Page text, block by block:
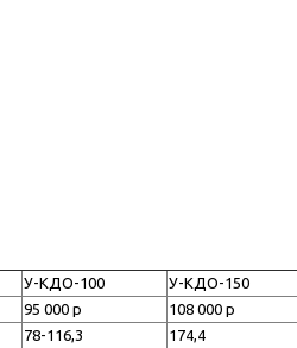
У-КДО-100 У-КДО-150
95 000 р 108 000 р
78-116,3 174,4